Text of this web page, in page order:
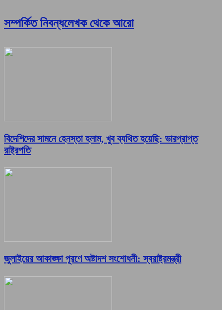
সম্পর্কিত নিবন্ধলেখক থেকে আরো
বিদেশিদের সামনে হেনস্তা হলাম, খুব ব্যথিত হয়েছি: ভারপ্রাপ্ত
রাষ্ট্রপতি
জুলাইয়ের আকাঙ্ক্ষা পূরণে অষ্টাদশ সংশোধনী: স্বরাষ্ট্রমন্ত্রী